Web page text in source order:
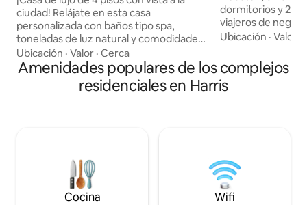
ciudad! Relájate en esta casa
personalizada con baños tipo spa,
toneladas de luz natural y comodidades
modernas. Excelente acceso al centro
de la ciudad (a 2-5 minutos en auto,
incluso en hora punta). La ubicación
central significa un fácil acceso a la
productos ecológicos y no tóxicos. ¡No
se permiten fiestas ni se puede fumar!
Solo se permite la entrada a las
Ubicación · Valor · Cerca
dormitorios y 2,5
viajeros de
de bienestar. ✔
privacidad y
totalmente equipada ✔ Wifi
velocidad y TV inteligente
para relajarse
elegante,
corazón de
Ubicación ·Valor
Amenidades populares de los complejos
residenciales en Harris
Cocina Wifi